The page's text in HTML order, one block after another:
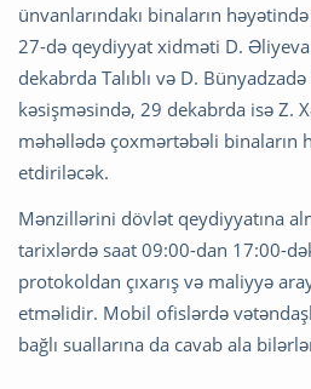
ünvanlarındakı binaların
27-də qeydiyyat xidməti D.
dekabrda Talıblı və D.
kəsişməsində, 29 dekabrda isə Z.
məhəllədə çoxmərtəbəli binaların
etdiriləcək.
Mənzillərini dövlət qeydiyyatına
tarixlərdə saat 09:00-dan 17:00-
protokoldan çıxarış və maliyyə
etməlidir. Mobil ofislərdə
bağlı suallarına da cavab ala